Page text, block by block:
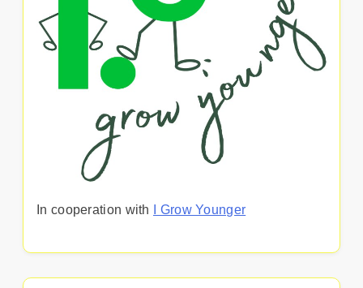
In cooperation with I Grow Younger